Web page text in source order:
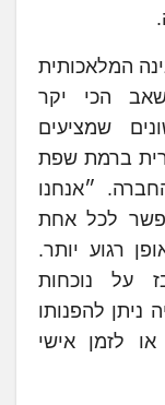
המלאכותית
הכי יקר
שמציעים
ברמת שפת
״אנחנו
לכל אחת
רגוע יותר.
על נוכחות
ניתן להפנותו
לזמן אישי